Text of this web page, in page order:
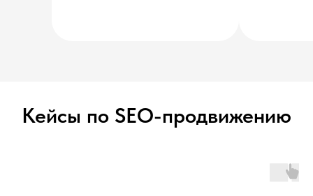
Кейсы по SEO-продвижению